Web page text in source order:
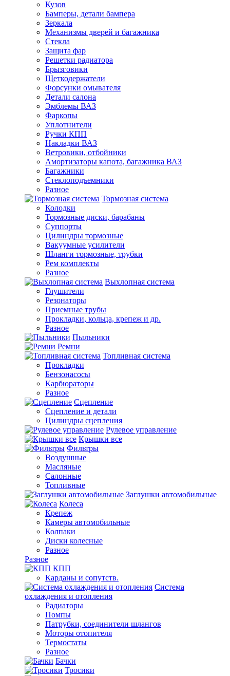
Кузов
Бамперы, детали бампера
Зеркала
Механизмы дверей и багажника
Стекла
Защита фар
Решетки радиатора
Брызговики
Щеткодержатели
Форсунки омывателя
Детали салона
Эмблемы ВАЗ
Фаркопы
Уплотнители
Ручки КПП
Накладки ВАЗ
Ветровики, отбойники
Амортизаторы капота, багажника ВАЗ
Багажники
Стеклоподъемники
Разное
Тормозная система
Колодки
Тормозные диски, барабаны
Суппорты
Цилиндры тормозные
Вакуумные усилители
Шланги тормозные, трубки
Рем комплекты
Разное
Выхлопная система
Глушители
Резонаторы
Приемные трубы
Прокладки, кольца, крепеж и др.
Разное
Пыльники
Ремни
Топливная система
Прокладки
Бензонасосы
Карбюраторы
Разное
Сцепление
Сцепление и детали
Цилиндры сцепления
Рулевое управление
Крышки все
Фильтры
Воздушные
Масляные
Салонные
Топливные
Заглушки автомобильные
Колеса
Крепеж
Камеры автомобильные
Колпаки
Диски колесные
Разное
Разное
КПП
Карданы и сопутств.
Система
охлаждения и отопления
Радиаторы
Помпы
Патрубки, соединители шлангов
Моторы отопителя
Термостаты
Разное
Бачки
Тросики